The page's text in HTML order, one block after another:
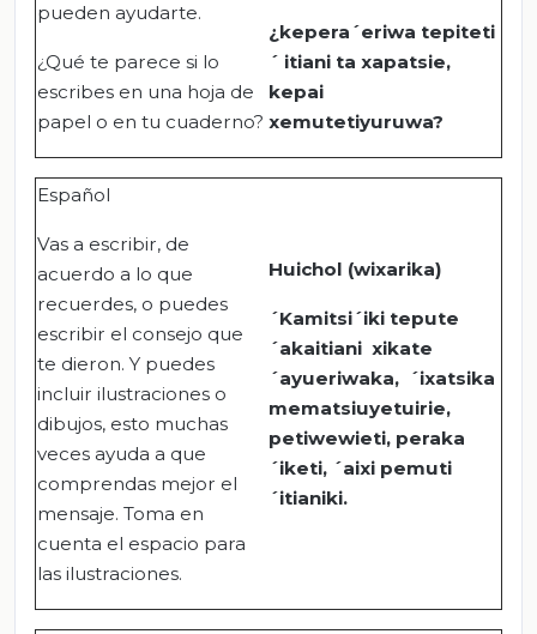
pueden ayudarte.
¿Qué te parece si lo
escribes en una hoja de
papel o en tu cuaderno?
¿kepera´eriwa tepiteti
´ itiani ta xapatsie,
kepai
xemutetiyuruwa?
Español
Vas a escribir, de
acuerdo a lo que
recuerdes, o puedes
escribir el consejo que
te dieron. Y puedes
incluir ilustraciones o
dibujos, esto muchas
veces ayuda a que
comprendas mejor el
mensaje. Toma en
cuenta el espacio para
las ilustraciones.
Huichol (wixarika)
´Kamitsi´iki tepute
´akaitiani xikate
´ayueriwaka, ´ixatsika
mematsiuyetuirie,
petiwewieti, peraka
´iketi, ´aixi pemuti
´itianiki.